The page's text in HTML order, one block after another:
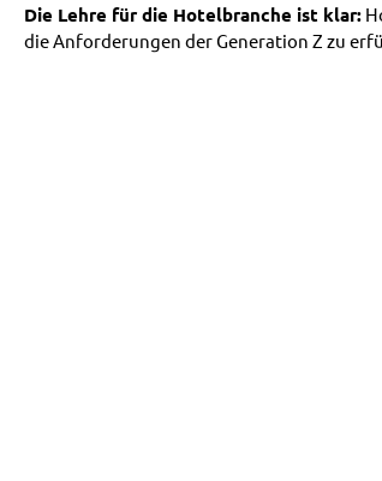
Die Lehre für die Hotelbranche ist klar:
die Anforderungen der Generation Z zu